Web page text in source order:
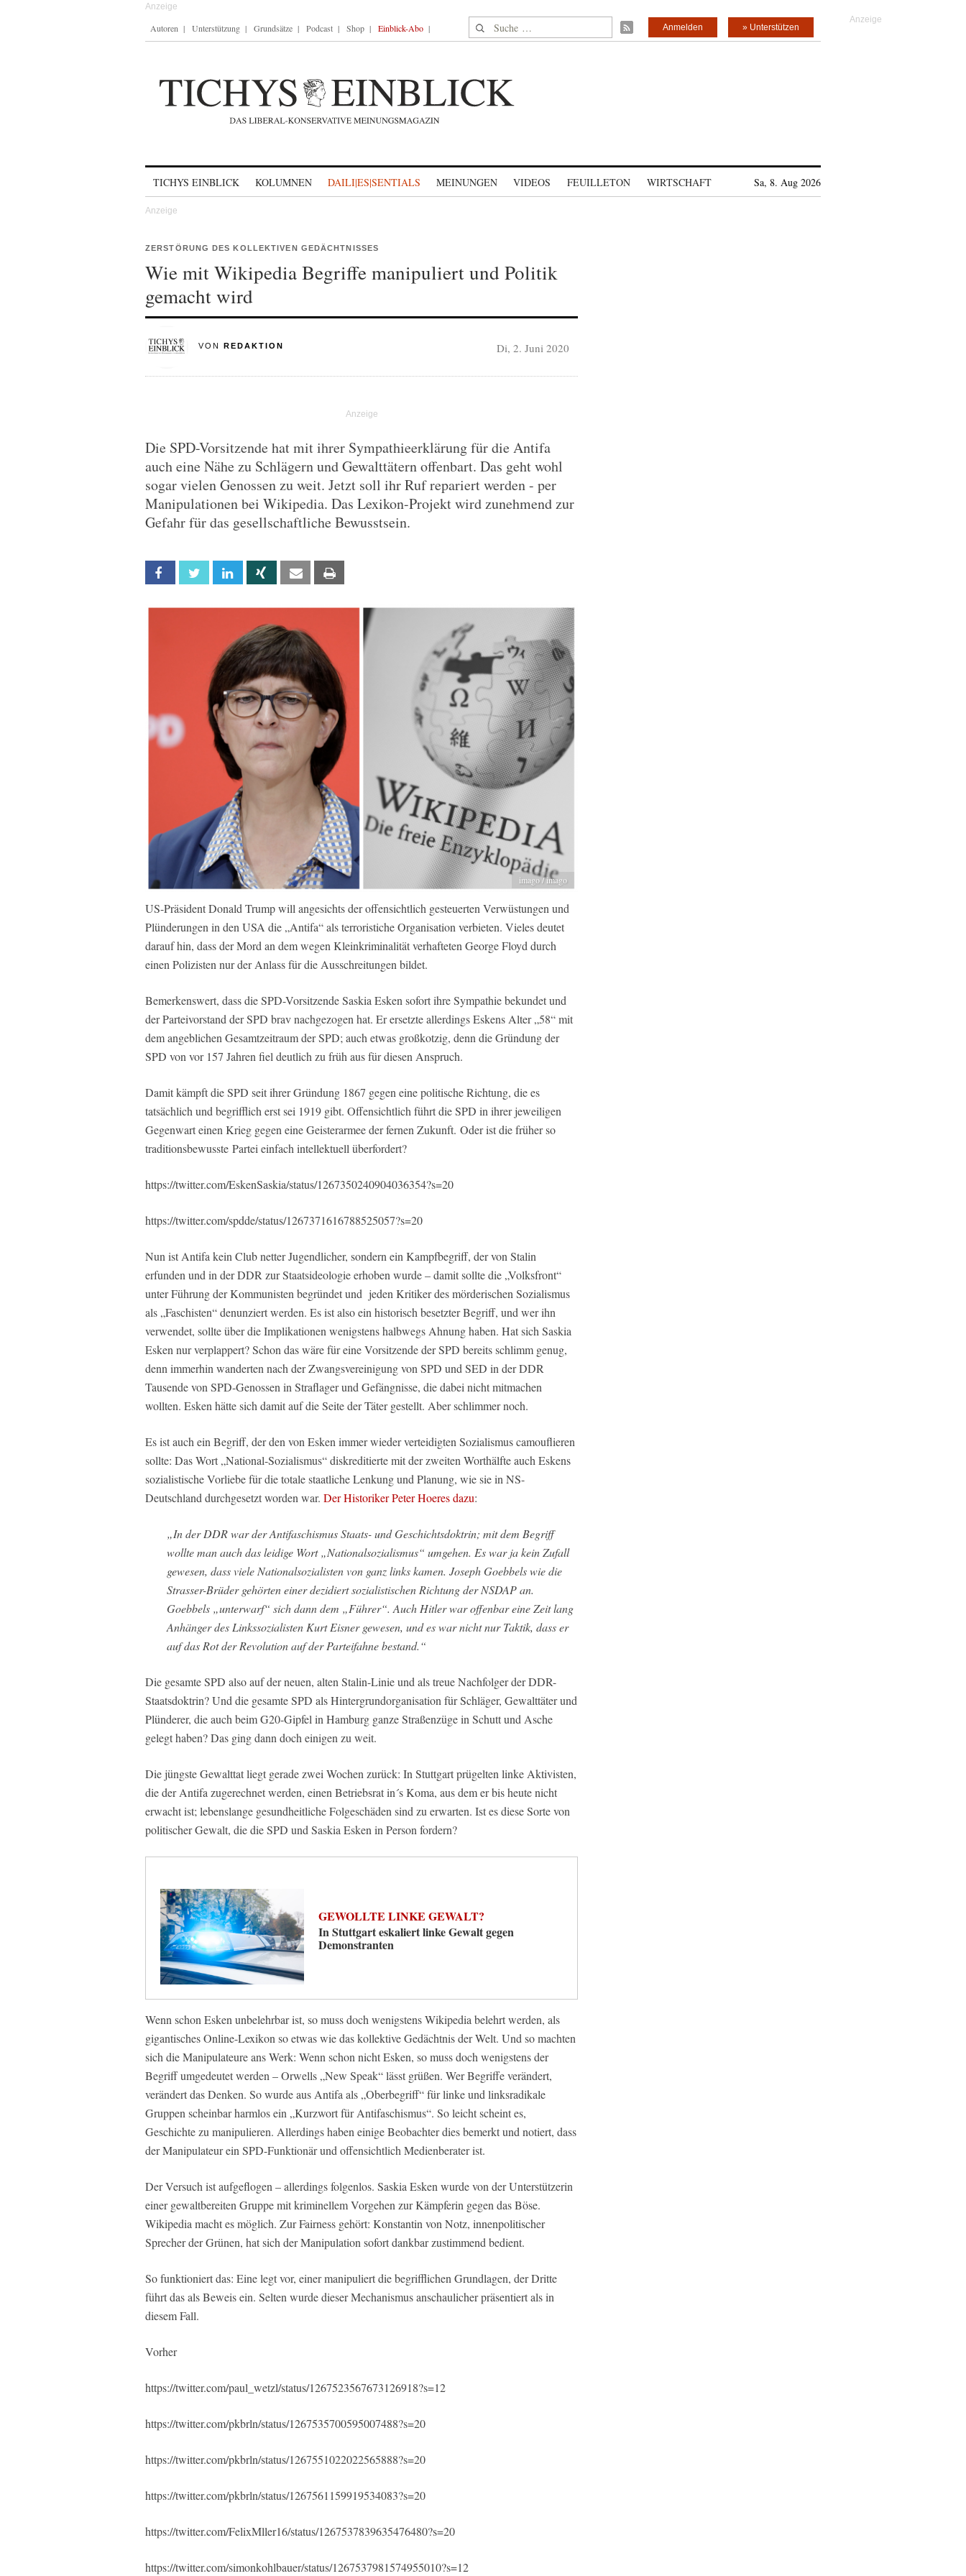
Autoren Unterstützung Grundsätze Podcast Shop Einblick-Abo Suche nach: » Unterstützen
Anmelden
TICHYS EINBLICK KOLUMNEN DAILI|ES|SENTIALS MEINUNGEN VIDEOS FEUILLETON WIRTSCHAFT Sa, 8. Aug 2026
ZERSTÖRUNG DES KOLLEKTIVEN GEDÄCHTNISSES
Wie mit Wikipedia Begriffe manipuliert und Politik
gemacht wird
VON REDAKTION Di, 2. Juni 2020
Die SPD-Vorsitzende hat mit ihrer Sympathieerklärung für die Antifa
auch eine Nähe zu Schlägern und Gewalttätern offenbart. Das geht wohl
sogar vielen Genossen zu weit. Jetzt soll ihr Ruf repariert werden - per
Manipulationen bei Wikipedia. Das Lexikon-Projekt wird zunehmend zur
Gefahr für das gesellschaftliche Bewusstsein.
Facebook Twitter Linkedin Xing Email
imago / imago
US-Präsident Donald Trump will angesichts der offensichtlich gesteuerten Verwüstungen und
Plünderungen in den USA die „Antifa“ als terroristiche Organisation verbieten. Vieles deutet
darauf hin, dass der Mord an dem wegen Kleinkriminalität verhafteten George Floyd durch
einen Polizisten nur der Anlass für die Ausschreitungen bildet.
Bemerkenswert, dass die SPD-Vorsitzende Saskia Esken sofort ihre Sympathie bekundet und
der Parteivorstand der SPD brav nachgezogen hat. Er ersetzte allerdings Eskens Alter „58“ mit
dem angeblichen Gesamtzeitraum der SPD; auch etwas großkotzig, denn die Gründung der
SPD von vor 157 Jahren fiel deutlich zu früh aus für diesen Anspruch.
Damit kämpft die SPD seit ihrer Gründung 1867 gegen eine politische Richtung, die es
tatsächlich und begrifflich erst sei 1919 gibt. Offensichtlich führt die SPD in ihrer jeweiligen
Gegenwart einen Krieg gegen eine Geisterarmee der fernen Zukunft. Oder ist die früher so
traditionsbewusste Partei einfach intellektuell überfordert?
https://twitter.com/EskenSaskia/status/1267350240904036354?s=20
https://twitter.com/spdde/status/1267371616788525057?s=20
Nun ist Antifa kein Club netter Jugendlicher, sondern ein Kampfbegriff, der von Stalin
erfunden und in der DDR zur Staatsideologie erhoben wurde – damit sollte die „Volksfront“
unter Führung der Kommunisten begründet und jeden Kritiker des mörderischen Sozialismus
als „Faschisten“ denunziert werden. Es ist also ein historisch besetzter Begriff, und wer ihn
verwendet, sollte über die Implikationen wenigstens halbwegs Ahnung haben. Hat sich Saskia
Esken nur verplappert? Schon das wäre für eine Vorsitzende der SPD bereits schlimm genug,
denn immerhin wanderten nach der Zwangsvereinigung von SPD und SED in der DDR
Tausende von SPD-Genossen in Straflager und Gefängnisse, die dabei nicht mitmachen
wollten. Esken hätte sich damit auf die Seite der Täter gestellt. Aber schlimmer noch.
Es ist auch ein Begriff, der den von Esken immer wieder verteidigten Sozialismus camouflieren
sollte: Das Wort „National-Sozialismus“ diskreditierte mit der zweiten Worthälfte auch Eskens
sozialistische Vorliebe für die totale staatliche Lenkung und Planung, wie sie in NS-
Deutschland durchgesetzt worden war. Der Historiker Peter Hoeres dazu:
„In der DDR war der Antifaschismus Staats- und Geschichtsdoktrin; mit dem Begriff
wollte man auch das leidige Wort „Nationalsozialismus“ umgehen. Es war ja kein Zufall
gewesen, dass viele Nationalsozialisten von ganz links kamen. Joseph Goebbels wie die
Strasser-Brüder gehörten einer dezidiert sozialistischen Richtung der NSDAP an.
Goebbels „unterwarf“ sich dann dem „Führer“. Auch Hitler war offenbar eine Zeit lang
Anhänger des Linkssozialisten Kurt Eisner gewesen, und es war nicht nur Taktik, dass er
auf das Rot der Revolution auf der Parteifahne bestand.“
Die gesamte SPD also auf der neuen, alten Stalin-Linie und als treue Nachfolger der DDR-
Staatsdoktrin? Und die gesamte SPD als Hintergrundorganisation für Schläger, Gewalttäter und
Plünderer, die auch beim G20-Gipfel in Hamburg ganze Straßenzüge in Schutt und Asche
gelegt haben? Das ging dann doch einigen zu weit.
Die jüngste Gewalttat liegt gerade zwei Wochen zurück: In Stuttgart prügelten linke Aktivisten,
die der Antifa zugerechnet werden, einen Betriebsrat in´s Koma, aus dem er bis heute nicht
erwacht ist; lebenslange gesundheitliche Folgeschäden sind zu erwarten. Ist es diese Sorte von
politischer Gewalt, die die SPD und Saskia Esken in Person fordern?
GEWOLLTE LINKE GEWALT?
In Stuttgart eskaliert linke Gewalt gegen
Demonstranten
Wenn schon Esken unbelehrbar ist, so muss doch wenigstens Wikipedia belehrt werden, als
gigantisches Online-Lexikon so etwas wie das kollektive Gedächtnis der Welt. Und so machten
sich die Manipulateure ans Werk: Wenn schon nicht Esken, so muss doch wenigstens der
Begriff umgedeutet werden – Orwells „New Speak“ lässt grüßen. Wer Begriffe verändert,
verändert das Denken. So wurde aus Antifa als „Oberbegriff“ für linke und linksradikale
Gruppen scheinbar harmlos ein „Kurzwort für Antifaschismus“. So leicht scheint es,
Geschichte zu manipulieren. Allerdings haben einige Beobachter dies bemerkt und notiert, dass
der Manipulateur ein SPD-Funktionär und offensichtlich Medienberater ist.
Der Versuch ist aufgeflogen – allerdings folgenlos. Saskia Esken wurde von der Unterstützerin
einer gewaltbereiten Gruppe mit kriminellem Vorgehen zur Kämpferin gegen das Böse.
Wikipedia macht es möglich. Zur Fairness gehört: Konstantin von Notz, innenpolitischer
Sprecher der Grünen, hat sich der Manipulation sofort dankbar zustimmend bedient.
So funktioniert das: Eine legt vor, einer manipuliert die begrifflichen Grundlagen, der Dritte
führt das als Beweis ein. Selten wurde dieser Mechanismus anschaulicher präsentiert als in
diesem Fall.
Vorher
https://twitter.com/paul_wetzl/status/1267523567673126918?s=12
https://twitter.com/pkbrln/status/1267535700595007488?s=20
https://twitter.com/pkbrln/status/1267551022022565888?s=20
https://twitter.com/pkbrln/status/1267561159919534083?s=20
https://twitter.com/FelixMller16/status/1267537839635476480?s=20
https://twitter.com/simonkohlbauer/status/1267537981574955010?s=12